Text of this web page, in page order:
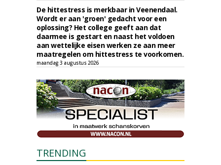
De hittestress is merkbaar in Veenendaal.
Wordt er aan 'groen' gedacht voor een
oplossing? Het college geeft aan dat
daarmee is gestart en naast het voldoen
aan wettelijke eisen werken ze aan meer
maatregelen om hittestress te voorkomen.
maandag 3 augustus 2026
TRENDING